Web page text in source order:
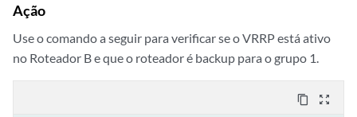
Ação
Use o comando a seguir para verificar se o VRRP está ativo
no Roteador B e que o roteador é backup para o grupo 1.
content_copy zoom_out_map